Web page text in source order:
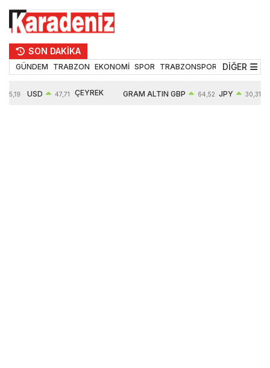
SON DAKİKA
GÜNDEM TRABZON EKONOMİ SPOR TRABZONSPOR TEKNOLOJİ
DİĞER
55,19 USD 47,71 ÇEYREK GRAM ALTIN GBP 64,52 JPY 30,31